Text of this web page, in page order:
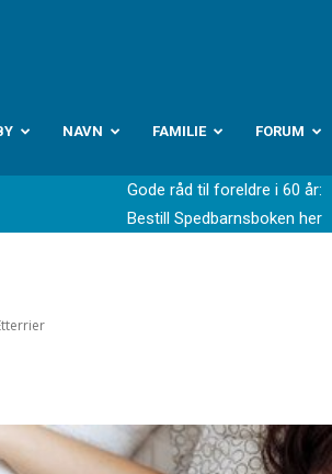
NAVN FAMILIE FORUM
Gode råd til foreldre i 60 år:
Bestill Spedbarnsboken her